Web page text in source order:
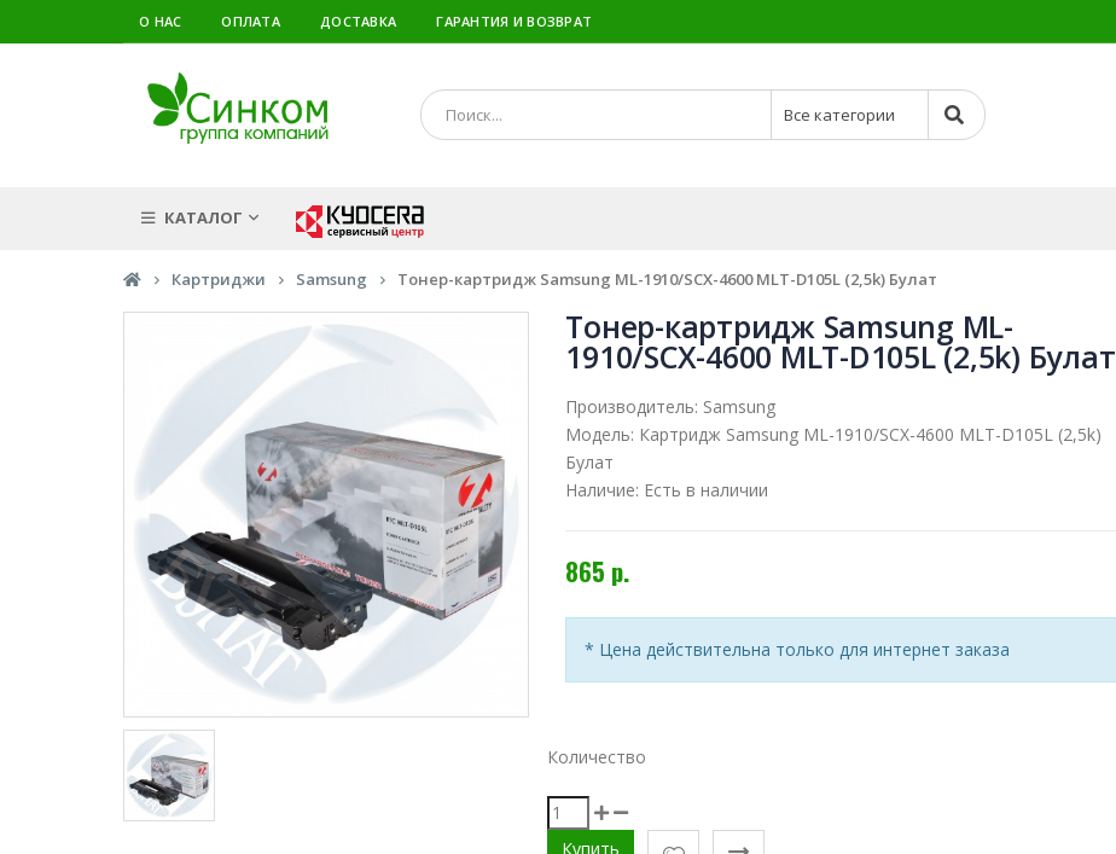
О НАС ОПЛАТА ДОСТАВКА ГАРАНТИЯ И ВОЗВРАТ
КАТАЛОГ
Картриджи Samsung Тонер-картридж Samsung ML-1910/SCX-4600 MLT-D105L (2,5k) Булат
Тонер-картридж Samsung ML-
1910/SCX-4600 MLT-D105L (2,5k) Булат
Производитель: Samsung
Модель: Картридж Samsung ML-1910/SCX-4600 MLT-D105L (2,5k)
Булат
Наличие: Есть в наличии
865 р.
* Цена действительна только для интернет заказа
Количество